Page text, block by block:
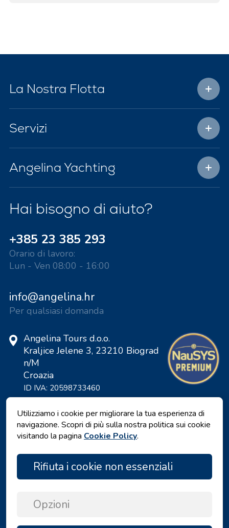
La Nostra Flotta
Servizi
Angelina Yachting
Hai bisogno di aiuto?
+385 23 385 293
Orario di lavoro:
Lun - Ven 08:00 - 16:00
info@angelina.hr
Per qualsiasi domanda
Angelina Tours d.o.o.
Kraljice Jelene 3, 23210 Biograd
n/M
Croazia
ID IVA: 20598733460
ID: HR-AB-23-060130534, MB:
0650676
Utilizziamo i cookie per migliorare la tua esperienza di
navigazione. Scopri di più sulla nostra politica sui cookie
visitando la pagina Cookie Policy.
Rifiuta i cookie non essenziali
Opzioni